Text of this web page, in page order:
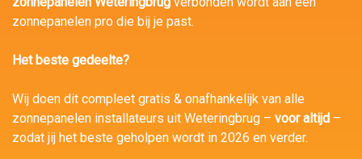
zonnepanelen pro die bij je past.
Het beste gedeelte?
Wij doen dit compleet gratis & onafhankelijk van alle
zonnepanelen installateurs uit Weteringbrug – voor altijd –
zodat jij het beste geholpen wordt in 2026 en verder.